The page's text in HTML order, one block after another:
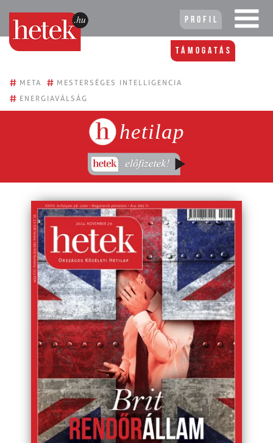
Profil
Támogatás
# META # MESTERSÉGES INTELLIGENCIA
# ENERGIAVÁLSÁG
hetilap